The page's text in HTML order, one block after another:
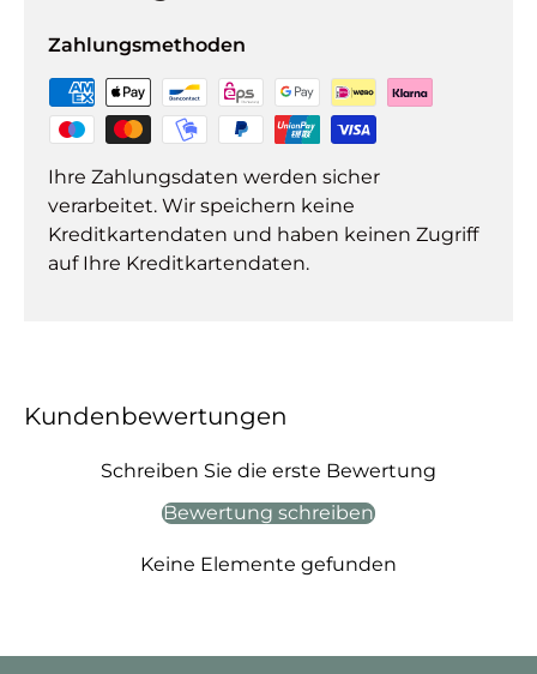
Zahlungsmethoden
Ihre Zahlungsdaten werden sicher
verarbeitet. Wir speichern keine
Kreditkartendaten und haben keinen Zugriff
auf Ihre Kreditkartendaten.
Kundenbewertungen
Schreiben Sie die erste Bewertung
Bewertung schreiben
Keine Elemente gefunden